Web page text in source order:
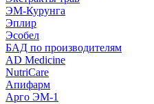
ЭМ-Курунга
Эплир
Эсобел
БАД по производителям
AD Medicine
NutriCare
Апифарм
Арго ЭМ-1